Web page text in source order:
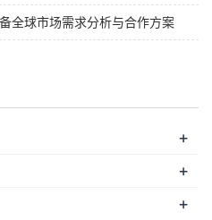
全球市场需求分析与合作方案
+
+
+